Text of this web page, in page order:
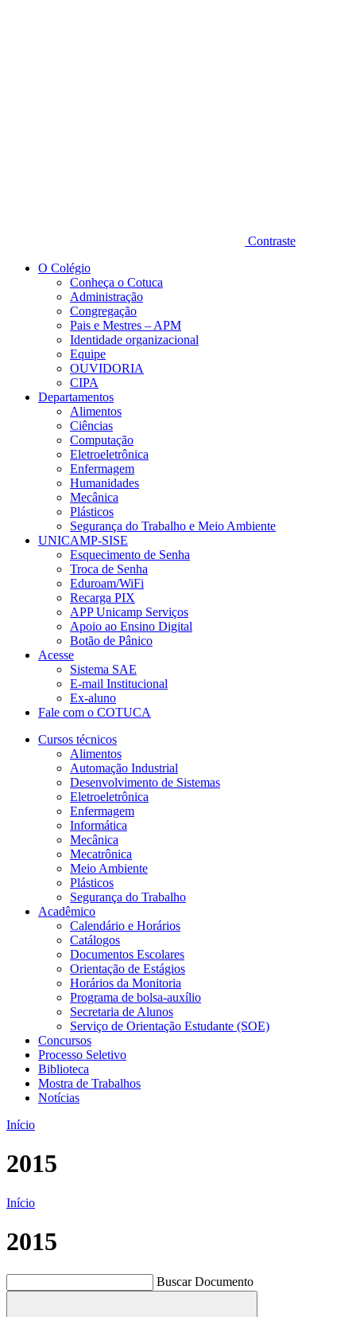
Contraste
O Colégio
Conheça o Cotuca
Administração
Congregação
Pais e Mestres – APM
Identidade organizacional
Equipe
OUVIDORIA
CIPA
Departamentos
Alimentos
Ciências
Computação
Eletroeletrônica
Enfermagem
Humanidades
Mecânica
Plásticos
Segurança do Trabalho e Meio Ambiente
UNICAMP-SISE
Esquecimento de Senha
Troca de Senha
Eduroam/WiFi
Recarga PIX
APP Unicamp Serviços
Apoio ao Ensino Digital
Botão de Pânico
Acesse
Sistema SAE
E-mail Institucional
Ex-aluno
Fale com o COTUCA
Cursos técnicos
Alimentos
Automação Industrial
Desenvolvimento de Sistemas
Eletroeletrônica
Enfermagem
Informática
Mecânica
Mecatrônica
Meio Ambiente
Plásticos
Segurança do Trabalho
Acadêmico
Calendário e Horários
Catálogos
Documentos Escolares
Orientação de Estágios
Horários da Monitoria
Programa de bolsa-auxílio
Secretaria de Alunos
Serviço de Orientação Estudante (SOE)
Concursos
Processo Seletivo
Biblioteca
Mostra de Trabalhos
Notícias
Início
2015
Início
2015
Buscar Documento